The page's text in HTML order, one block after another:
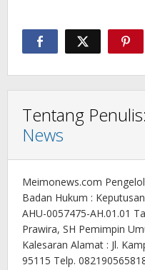
Tentang Penulis:
News
Meimonews.com
Badan Hukum :
AHU-0057475-AH.01.01
Prawira, SH Pemimpin
Kalesaran Alamat : Jl.
95115 Telp.